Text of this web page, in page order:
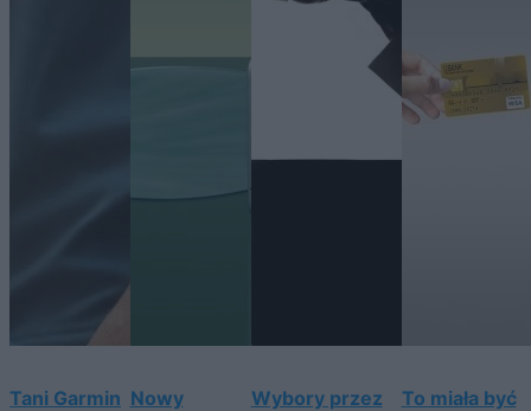
Tani Garmin Nowy
Wybory przez
To miała być